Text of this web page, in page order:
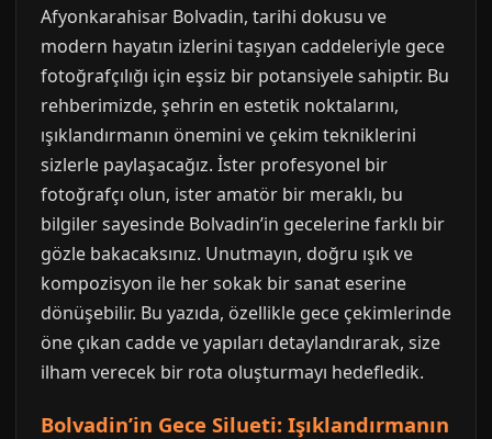
Afyonkarahisar Bolvadin, tarihi dokusu ve
modern hayatın izlerini taşıyan caddeleriyle gece
fotoğrafçılığı için eşsiz bir potansiyele sahiptir. Bu
rehberimizde, şehrin en estetik noktalarını,
ışıklandırmanın önemini ve çekim tekniklerini
sizlerle paylaşacağız. İster profesyonel bir
fotoğrafçı olun, ister amatör bir meraklı, bu
bilgiler sayesinde Bolvadin’in gecelerine farklı bir
gözle bakacaksınız. Unutmayın, doğru ışık ve
kompozisyon ile her sokak bir sanat eserine
dönüşebilir. Bu yazıda, özellikle gece çekimlerinde
öne çıkan cadde ve yapıları detaylandırarak, size
ilham verecek bir rota oluşturmayı hedefledik.
Bolvadin’in Gece Silueti: Işıklandırmanın